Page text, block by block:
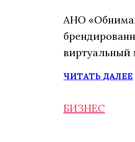
АНО
виртуальный
ЧИТАТЬ ДАЛЕЕ
БИЗНЕС